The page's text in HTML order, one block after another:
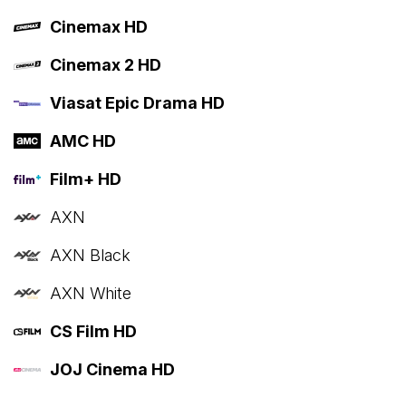
Cinemax HD
Cinemax 2 HD
Viasat Epic Drama HD
AMC HD
Film+ HD
AXN
AXN Black
AXN White
CS Film HD
JOJ Cinema HD